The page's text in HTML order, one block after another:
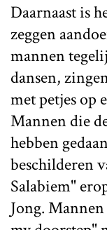
Daarnaast is
zeggen
mannen
dansen,
met petjes op
Mannen die
hebben
beschilderen
Salabiem"
Jong.